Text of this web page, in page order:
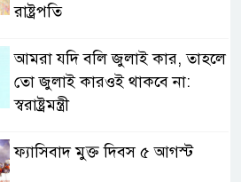
রাষ্ট্রপতি
আমরা যদি বলি জুলাই কার, তাহলে
তো জুলাই কারওই থাকবে না:
স্বরাষ্ট্রমন্ত্রী
ফ্যাসিবাদ মুক্ত দিবস ৫ আগস্ট